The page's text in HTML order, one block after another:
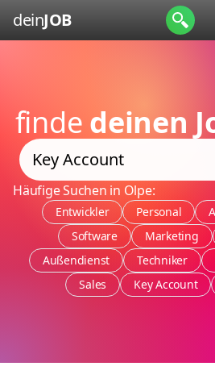
deinJOB
finde deinen
Häufige Suchen in Olpe:
Entwickler Personal
Software
Marketing
Außendienst
Techniker
Sales
Key Account